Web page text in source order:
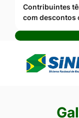
Contribuintes
com descontos
Seção Galeria